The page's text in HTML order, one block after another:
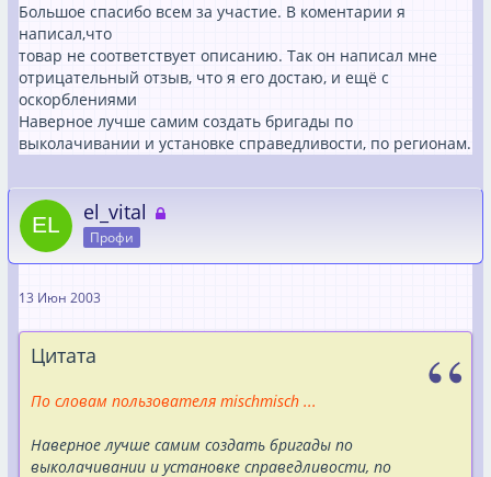
Большое спасибо всем за участие. В коментарии я
написал,что
товар не соответствует описанию. Так он написал мне
отрицательный отзыв, что я его достаю, и ещё с
оскорблениями
Наверное лучше самим создать бригады по
выколачивании и установке справедливости, по регионам.
el_vital
Профи
13 Июн 2003
Цитата
По словам пользователя mischmisch ...
Наверное лучше самим создать бригады по
выколачивании и установке справедливости, по